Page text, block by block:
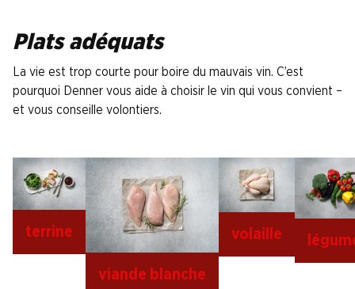
Plats adéquats
La vie est trop courte pour boire du mauvais vin. C’est
pourquoi Denner vous aide à choisir le vin qui vous convient –
et vous conseille volontiers.
terrine
viande blanche
volaille